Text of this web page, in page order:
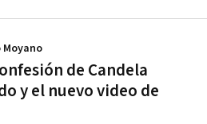
de Candela
y el nuevo video de
Moyano